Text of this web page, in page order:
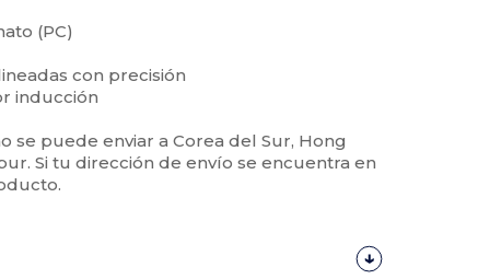
(PC)
con precisión
inducción
se puede enviar a Corea del Sur, Hong
Si tu dirección de envío se encuentra en